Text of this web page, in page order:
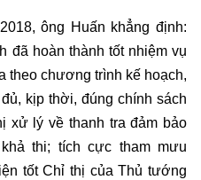
ông Huấn khẳng định:
đã hoàn thành tốt nhiệm vụ
theo chương trình kế hoạch,
kịp thời, đúng chính sách
xử lý về thanh tra đảm bảo
thi; tích cực tham mưu
tốt Chỉ thị của Thủ tướng